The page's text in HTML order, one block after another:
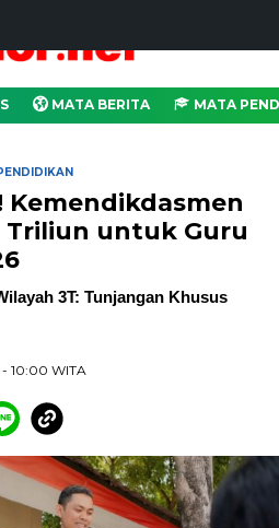
MATA BERITA MATA
Kemendikdasmen
Triliun untuk Guru
3T: Tunjangan Khusus
- 10:00 WITA